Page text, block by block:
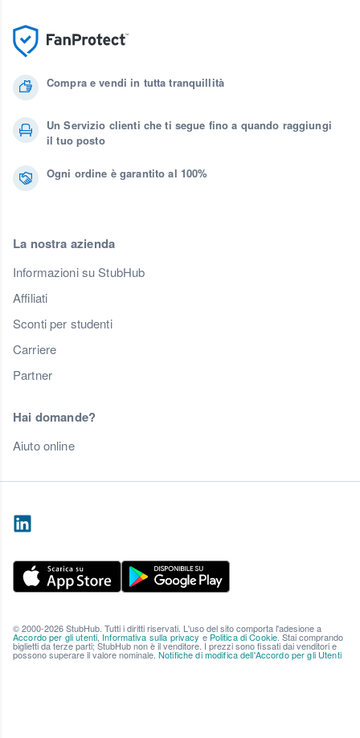
Compra e vendi in tutta tranquillità
Un Servizio clienti che ti segue fino a quando raggiungi
il tuo posto
Ogni ordine è garantito al 100%
La nostra azienda
Informazioni su StubHub
Affiliati
Sconti per studenti
Carriere
Partner
Hai domande?
Aiuto online
© 2000-2026 StubHub. Tutti i diritti riservati. L'uso del sito comporta l'adesione a
Accordo per gli utenti,Informativa sulla privacyePolitica di Cookie. Stai comprando
biglietti da terze parti; StubHub non è il venditore. I prezzi sono fissati dai venditori e
possono superare il valore nominale.Notifiche di modifica dell'Accordo per gli Utenti